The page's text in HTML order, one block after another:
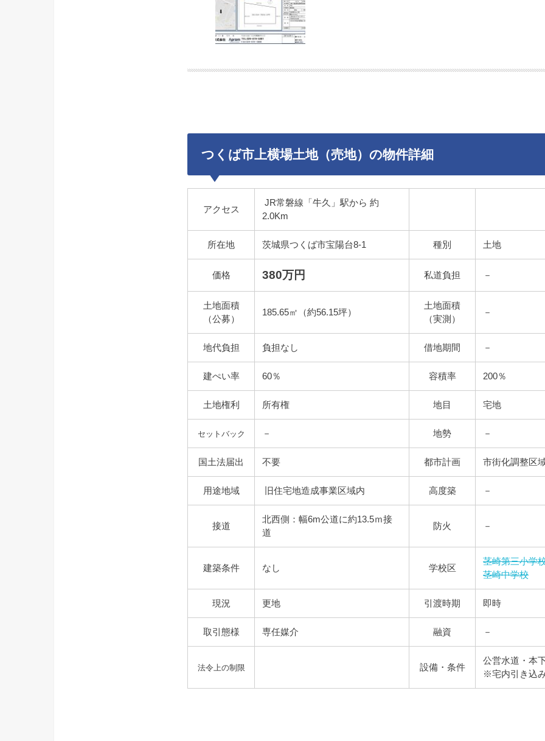
つくば市上横場土地（売地）の物件詳細
アクセス
JR常磐線「牛久」駅から 約
2.0Km
所在地 茨城県つくば市宝陽台8-1 種別 土地
価格 380万円 私道負担 －
土地面積
（公募）
185.65㎡（約56.15坪）
土地面積
（実測）
－
地代負担 負担なし 借地期間 －
建ぺい率 60％ 容積率 200％
土地権利 所有権 地目 宅地
セットバック － 地勢 －
国土法届出 不要 都市計画 市街化調整区
用途地域 旧住宅地造成事業区域内 高度築 －
接道
北西側：幅6m公道に約13.5ｍ接
道
防火 －
建築条件 なし 学校区
茎崎第三小学
茎崎中学校
現況 更地 引渡時期 即時
取引態様 専任媒介 融資 －
法令上の制限 設備・条件
公営水道・本
※宅内引き込